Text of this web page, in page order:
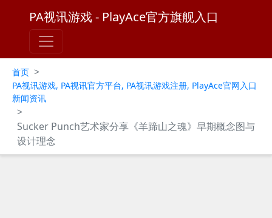
PA视讯游戏 - PlayAce官方旗舰入口
首页 >
PA视讯游戏, PA视讯官方平台, PA视讯游戏注册, PlayAce官网入口
新闻资讯
>
Sucker Punch艺术家分享《羊蹄山之魂》早期概念图与
设计理念